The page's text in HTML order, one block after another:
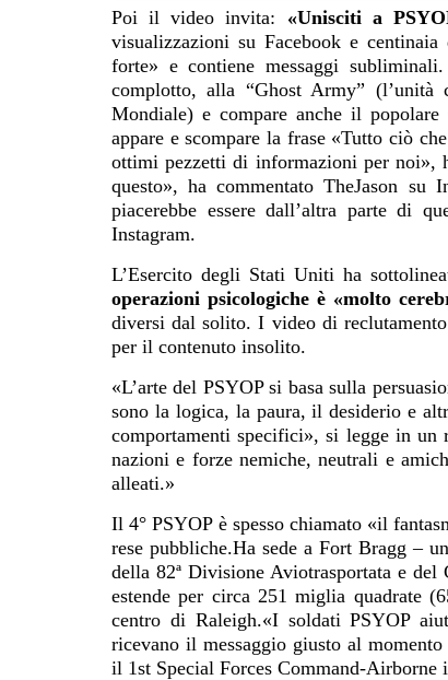
Poi il video invita: «Unisciti a
visualizzazioni su Facebook e
forte» e contiene messaggi
complotto, alla “Ghost Army” (l’unità
Mondiale) e compare anche il
appare e scompare la frase «Tutto ciò
ottimi pezzetti di informazioni per noi»,
questo», ha commentato TheJason
piacerebbe essere dall’altra parte di
Instagram.
L’Esercito degli Stati Uniti ha
operazioni psicologiche è «molto
diversi dal solito. I video di
per il contenuto insolito.
«L’arte del PSYOP si basa sulla
sono la logica, la paura, il desiderio e
comportamenti specifici», si legge in un
nazioni e forze nemiche, neutrali e
alleati.»
Il 4° PSYOP è spesso chiamato «il
rese pubbliche.Ha sede a Fort Bragg –
della 82ª Divisione Aviotrasportata e
estende per circa 251 miglia quadrate
centro di Raleigh.«I soldati PSYOP
ricevano il messaggio giusto al
il 1st Special Forces Command-